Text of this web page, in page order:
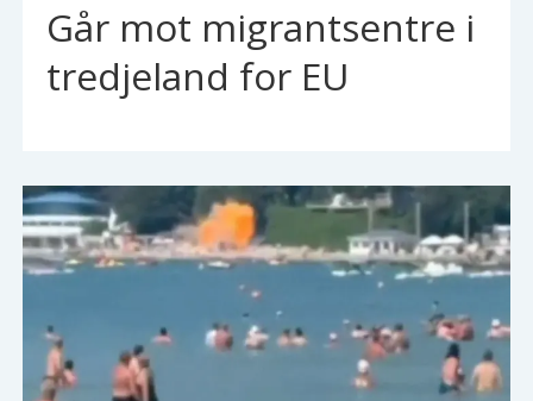
Går mot migrantsentre i
tredjeland for EU